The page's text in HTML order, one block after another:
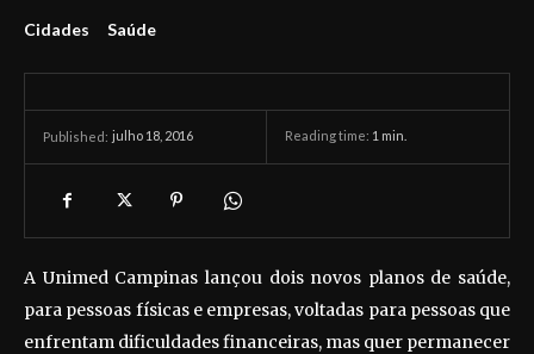
Cidades Saúde
Published: julho 18, 2016 Reading time: 1 min.
A Unimed Campinas lançou dois novos planos de saúde,
para pessoas físicas e empresas, voltadas para pessoas que
enfrentam dificuldades financeiras, mas quer permanecer